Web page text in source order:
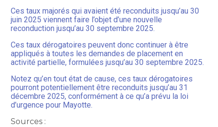
Ces taux majorés qui avaient été reconduits jusqu’au 30
juin 2025 viennent faire l’objet d’une nouvelle
reconduction jusqu’au 30 septembre 2025.
Ces taux dérogatoires peuvent donc continuer à être
appliqués à toutes les demandes de placement en
activité partielle, formulées jusqu’au 30 septembre 2025.
Notez qu’en tout état de cause, ces taux dérogatoires
pourront potentiellement être reconduits jusqu’au 31
décembre 2025, conformément à ce qu’a prévu la loi
d’urgence pour Mayotte.
Sources :